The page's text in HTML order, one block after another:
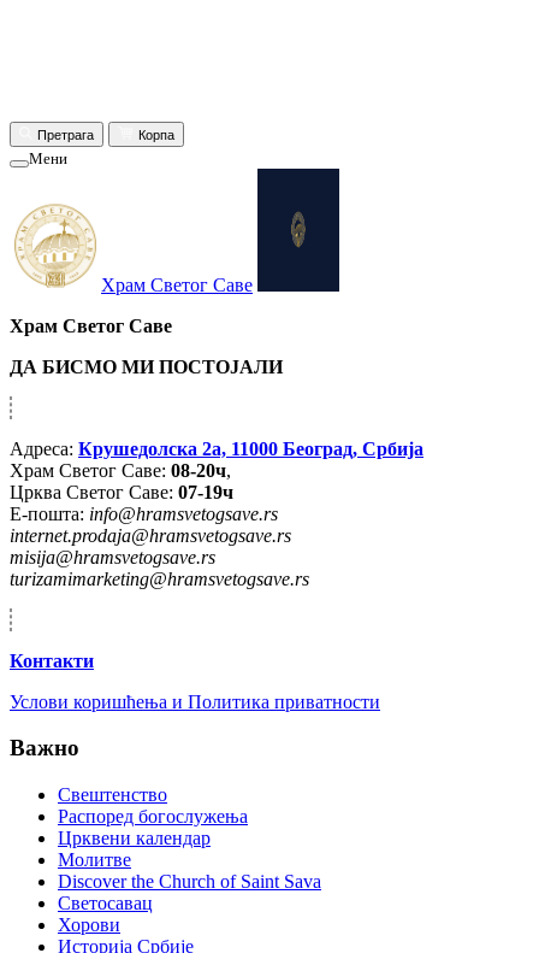
Претрага Корпа
Мени
Храм Светог Саве
Храм Светог Саве
ДА БИСМО МИ ПОСТОЈАЛИ
Адреса: Крушедолска 2а, 11000 Београд, Србија
Храм Светог Саве: 08-20ч,
Црква Светог Саве: 07-19ч
Е-пошта: info@hramsvetogsave.rs
internet.prodaja@hramsvetogsave.rs
misija@hramsvetogsave.rs
turizamimarketing@hramsvetogsave.rs
Контакти
Услови коришћења и Политика приватности
Важно
Свештенство
Распоред богослужења
Црквени календар
Молитве
Discover the Church of Saint Sava
Светосавац
Хорови
Историја Србије